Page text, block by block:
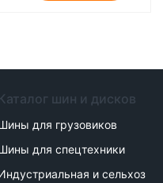
Каталог шин и дисков
для грузовиков
для спецтехники
и сельхоз